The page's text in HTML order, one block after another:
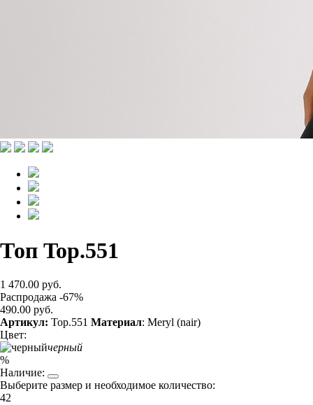
Топ Top.551
1 470.00 руб.
Распродажа -67%
490.00 руб.
Артикул: Top.551 Материал: Meryl (nair)
Цвет:
черный
%
Наличие:
Выберите размер и необходимое количество:
42